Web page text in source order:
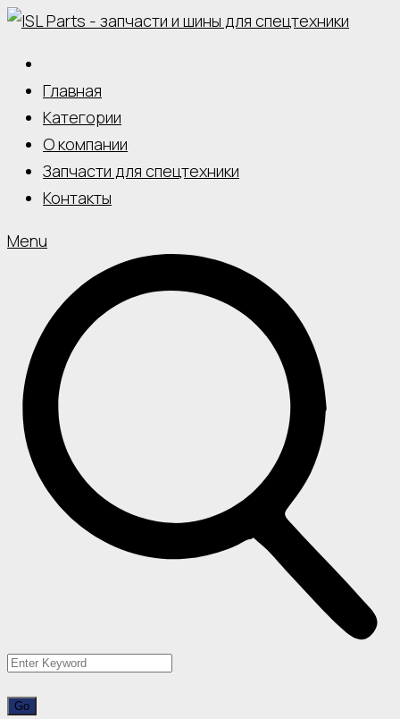
Skip
content
Главная
Категории
О компании
Запчасти для спецтехники
Контакты
Menu